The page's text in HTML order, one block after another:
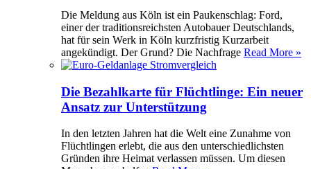
Die Meldung aus Köln ist ein Paukenschlag: Ford,
einer der traditionsreichsten Autobauer Deutschlands,
hat für sein Werk in Köln kurzfristig Kurzarbeit
angekündigt. Der Grund? Die Nachfrage Read More »
Die Bezahlkarte für Flüchtlinge: Ein neuer
Ansatz zur Unterstützung
In den letzten Jahren hat die Welt eine Zunahme von
Flüchtlingen erlebt, die aus den unterschiedlichsten
Gründen ihre Heimat verlassen müssen. Um diesen